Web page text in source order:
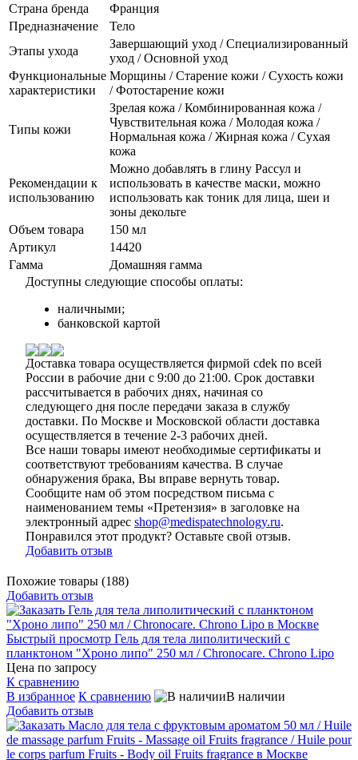
Страна бренда
Франция
Предназначение
Тело
Этапы ухода
Завершающий уход / Специализированный
уход / Основной уход
Функциональные
характеристики
Морщины / Старение кожи / Сухость кожи
/ Фотостарение кожи
Типы кожи
Зрелая кожа / Комбинированная кожа /
Чувствительная кожа / Молодая кожа /
Нормальная кожа / Жирная кожа / Сухая
кожа
Рекомендации к
использованию
Можно добавлять в глину Рассул и
использовать в качестве маски, можно
использовать как тоник для лица, шеи и
зоны декольте
Объем товара
150 мл
Артикул
14420
Гамма
Домашняя гамма
Доступны следующие способы оплаты:
наличными;
банковской картой
Доставка товара осуществляется фирмой cdek по всей
России в рабочие дни с 9:00 до 21:00. Срок доставки
рассчитывается в рабочих днях, начиная со
следующего дня после передачи заказа в службу
доставки. По Москве и Московской области доставка
осуществляется в течение 2-3 рабочих дней.
Все наши товары имеют необходимые сертификаты и
соответствуют требованиям качества. В случае
обнаружения брака, Вы вправе вернуть товар.
Сообщите нам об этом посредством письма с
наименованием темы «Претензия» в заголовке на
электронный адрес shop@medispatechnology.ru.
Понравился этот продукт? Оставьте свой отзыв.
Добавить отзыв
Похожие товары (188)
Добавить отзыв
Быстрый просмотр Гель для тела липолитический с
планктоном "Хроно липо" 250 мл / Chronocare. Chrono Lipo
Цена по запросу
К сравнению
В избранное К сравнению
В наличии
Добавить отзыв